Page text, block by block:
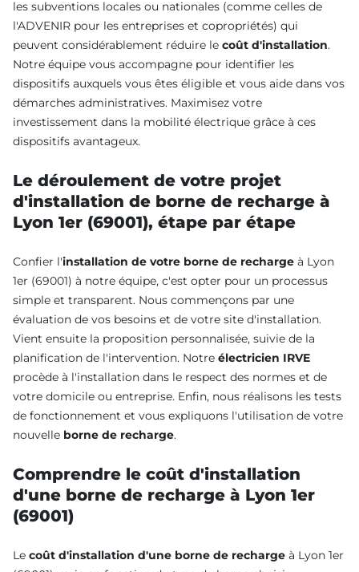
les subventions locales ou nationales (comme celles de
l'ADVENIR pour les entreprises et copropriétés) qui
peuvent considérablement réduire le coût d'installation.
Notre équipe vous accompagne pour identifier les
dispositifs auxquels vous êtes éligible et vous aide dans vos
démarches administratives. Maximisez votre
investissement dans la mobilité électrique grâce à ces
dispositifs avantageux.
Le déroulement de votre projet
d'installation de borne de recharge à
Lyon 1er (69001), étape par étape
Confier l'installation de votre borne de recharge à Lyon
1er (69001) à notre équipe, c'est opter pour un processus
simple et transparent. Nous commençons par une
évaluation de vos besoins et de votre site d'installation.
Vient ensuite la proposition personnalisée, suivie de la
planification de l'intervention. Notre électricien IRVE
procède à l'installation dans le respect des normes et de
votre domicile ou entreprise. Enfin, nous réalisons les tests
de fonctionnement et vous expliquons l'utilisation de votre
nouvelle borne de recharge.
Comprendre le coût d'installation
d'une borne de recharge à Lyon 1er
(69001)
Le coût d'installation d'une borne de recharge à Lyon 1er